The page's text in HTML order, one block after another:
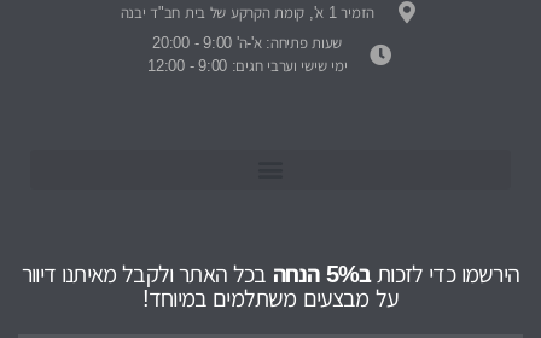
הזמיר 1 א', קומת הקרקע של בית חב"ד יבנה
שעות פתיחה: א'-ה' 9:00 - 20:00
ימי שישי וערבי חגים: 9:00 - 12:00
הירשמו כדי לזכותב5% הנחה
בכל האתר ולקבל מאיתנו דיוור
על מבצעים משתלמים במיוחד!